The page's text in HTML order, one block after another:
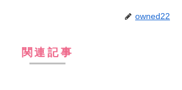
owned22
関連記事